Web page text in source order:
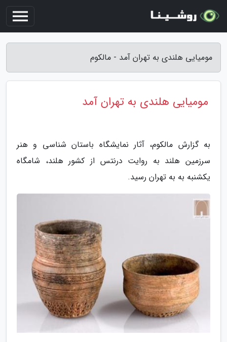
مومیایی هلندی به تهران آمد - مالکوم
مومیایی هلندی به تهران آمد
به گزارش مالکوم، آثار نمایشگاه باستان شناسی و هنر
سرزمین هلند به روایت درنتس از کشور هلند، شامگاه
یکشنبه به به تهران رسید.